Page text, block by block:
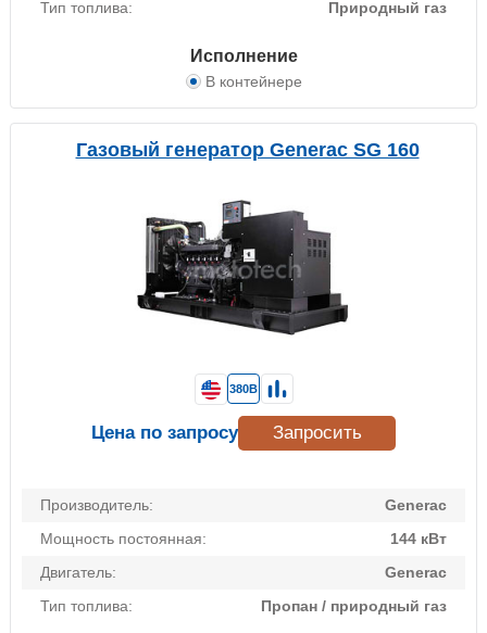
Тип топлива:
Природный газ
Исполнение
В контейнере
Газовый генератор Generac SG 160
Производитель:
Generac
Мощность постоянная:
144 кВт
Двигатель:
Generac
Тип топлива:
Пропан / природный газ
380В
Цена по запросу Запросить